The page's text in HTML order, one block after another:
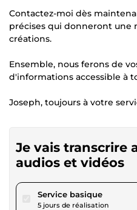
Contactez-moi dès
précises qui donneront une
créations.
Ensemble, nous ferons de
d'informations accessible à
Joseph, toujours à votre
Je vais transcrire
audios et vidéos
Service basiquepour
5 jours de réalisation